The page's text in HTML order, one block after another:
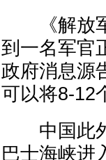
《解放军
到一名军官
政府消息源
可以将8-12
中国此外
巴士海峡进